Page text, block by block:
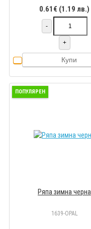
0.61€ (1.19 лв.)
-
+
Купи
ПОПУЛЯРЕН
Ряпа зимна черна
1639-OPAL